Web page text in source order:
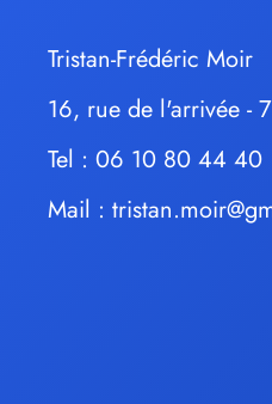
Tristan-Frédéric Moir
16, rue de l'arrivée -
Tel : 06 10 80 44 40
Mail :